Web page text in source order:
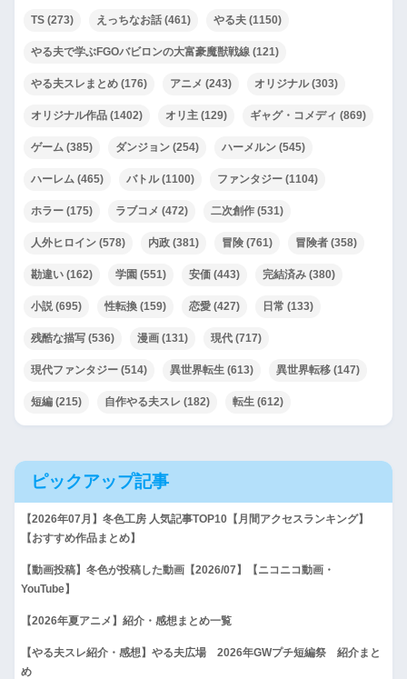
TS (273) えっちなお話 (461) やる夫 (1150)
やる夫で学ぶFGOバビロンの大富豪魔獣戦線 (121)
やる夫スレまとめ (176) アニメ (243) オリジナル(303)
オリジナル作品 (1402) オリ主 (129) ギャグ・コメディ (869)
ゲーム (385) ダンジョン (254) ハーメルン (545)
ハーレム (465) バトル(1100) ファンタジー (1104)
ホラー (175) ラブコメ (472) 二次創作 (531)
人外ヒロイン (578) 内政 (381) 冒険 (761) 冒険者 (358)
勘違い (162) 学園 (551) 安価 (443) 完結済み (380)
小説(695) 性転換 (159) 恋愛 (427) 日常 (133)
残酷な描写 (536) 漫画 (131) 現代 (717)
現代ファンタジー (514) 異世界転生 (613) 異世界転移 (147)
短編 (215) 自作やる夫スレ (182) 転生 (612)
ピックアップ記事
【2026年07月】冬色工房 人気記事TOP10【月間アクセスランキング】
【おすすめ作品まとめ】
【動画投稿】冬色が投稿した動画【2026/07】【ニコニコ動画・
YouTube】
【2026年夏アニメ】紹介・感想まとめ一覧
【やる夫スレ紹介・感想】やる夫広場 2026年GWプチ短編祭 紹介まと
め